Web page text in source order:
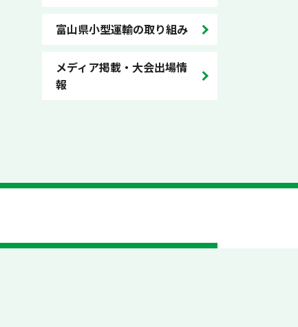
富山県小型運輸の取り組み
メディア掲載・大会出場情
報